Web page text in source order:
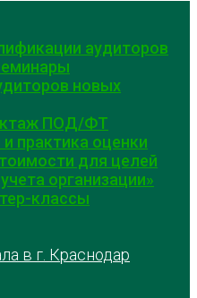
аудиторов
новых
ПОД/ФТ
практика оценки
для целей
организации»
классы
в г. Краснодар